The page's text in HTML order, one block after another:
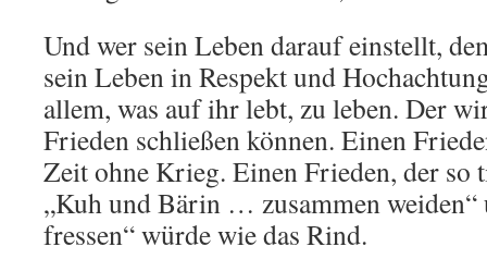
Und wer sein Leben darauf einstellt,
sein Leben in Respekt und
allem, was auf ihr lebt, zu leben. Der
Frieden schließen können. Einen
Zeit ohne Krieg. Einen Frieden, der so
„Kuh und Bärin … zusammen weiden“
fressen“ würde wie das Rind.